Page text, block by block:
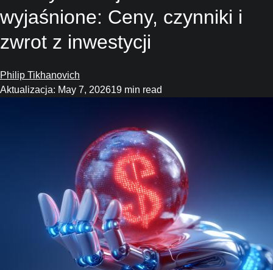
wyjaśnione: Ceny, czynniki i
zwrot z inwestycji
Philip Tikhanovich
Aktualizacja: May 7, 202619 min read